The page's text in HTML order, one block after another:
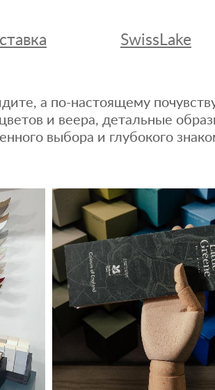
SwissLake
а по-настоящему
и веера, детальные
выбора и глубокого